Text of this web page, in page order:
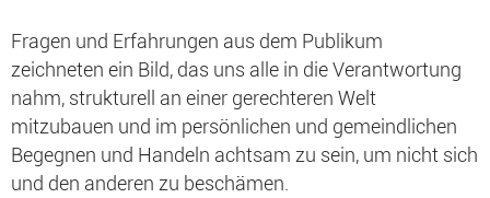
Fragen und Erfahrungen aus dem Publikum
zeichneten ein Bild, das uns alle in die Verantwortung
nahm, strukturell an einer gerechteren Welt
mitzubauen und im persönlichen und gemeindlichen
Begegnen und Handeln achtsam zu sein, um nicht sich
und den anderen zu beschämen.